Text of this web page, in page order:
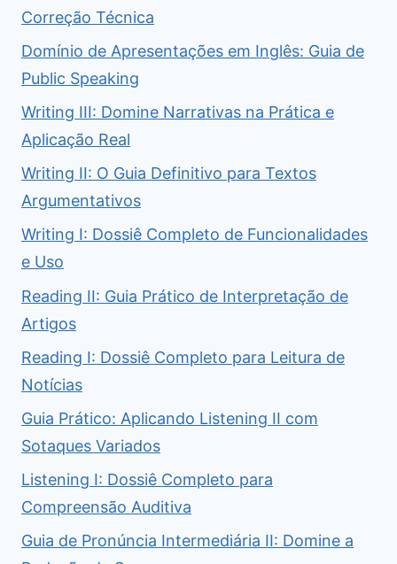
Correção Técnica
Domínio de Apresentações em Inglês: Guia de
Public Speaking
Writing III: Domine Narrativas na Prática e
Aplicação Real
Writing II: O Guia Definitivo para Textos
Argumentativos
Writing I: Dossiê Completo de Funcionalidades
e Uso
Reading II: Guia Prático de Interpretação de
Artigos
Reading I: Dossiê Completo para Leitura de
Notícias
Guia Prático: Aplicando Listening II com
Sotaques Variados
Listening I: Dossiê Completo para
Compreensão Auditiva
Guia de Pronúncia Intermediária II: Domine a